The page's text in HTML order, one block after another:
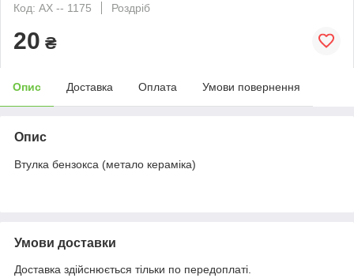
Код: АХ -- 1175
Роздріб
20 ₴
Опис Доставка Оплата Умови повернення
Опис
Втулка бензокса (метало кераміка)
Умови доставки
Доставка здійснюється тільки по передоплаті.